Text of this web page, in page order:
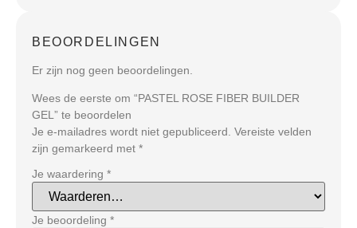
BEOORDELINGEN
Er zijn nog geen beoordelingen.
Wees de eerste om “PASTEL ROSE FIBER BUILDER
GEL” te beoordelen
Je e-mailadres wordt niet gepubliceerd. Vereiste velden
zijn gemarkeerd met *
Je waardering *
Je beoordeling *